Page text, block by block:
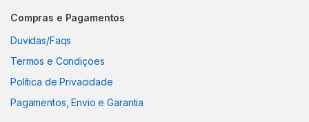
Compras e Pagamentos
Duvidas/Faqs
Termos e Condiçoes
Política de Privacidade
Pagamentos, Envio e Garantia